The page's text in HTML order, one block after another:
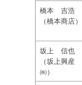
橋本 吉浩
（橋本商店）
坂上 信也
（坂上興産
㈱）